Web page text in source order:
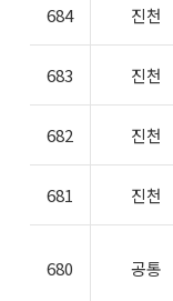
684 진천
683 진천
682 진천
681 진천
680 공통